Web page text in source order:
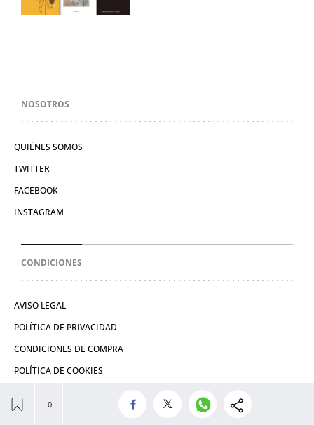
NOSOTROS
QUIÉNES SOMOS
TWITTER
FACEBOOK
INSTAGRAM
CONDICIONES
AVISO LEGAL
POLÍTICA DE PRIVACIDAD
CONDICIONES DE COMPRA
POLÍTICA DE COOKIES